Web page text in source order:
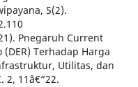
5(2).
Pnegaruh Current
Terhadap Harga
Utilitas, dan
2, 11â€“22.